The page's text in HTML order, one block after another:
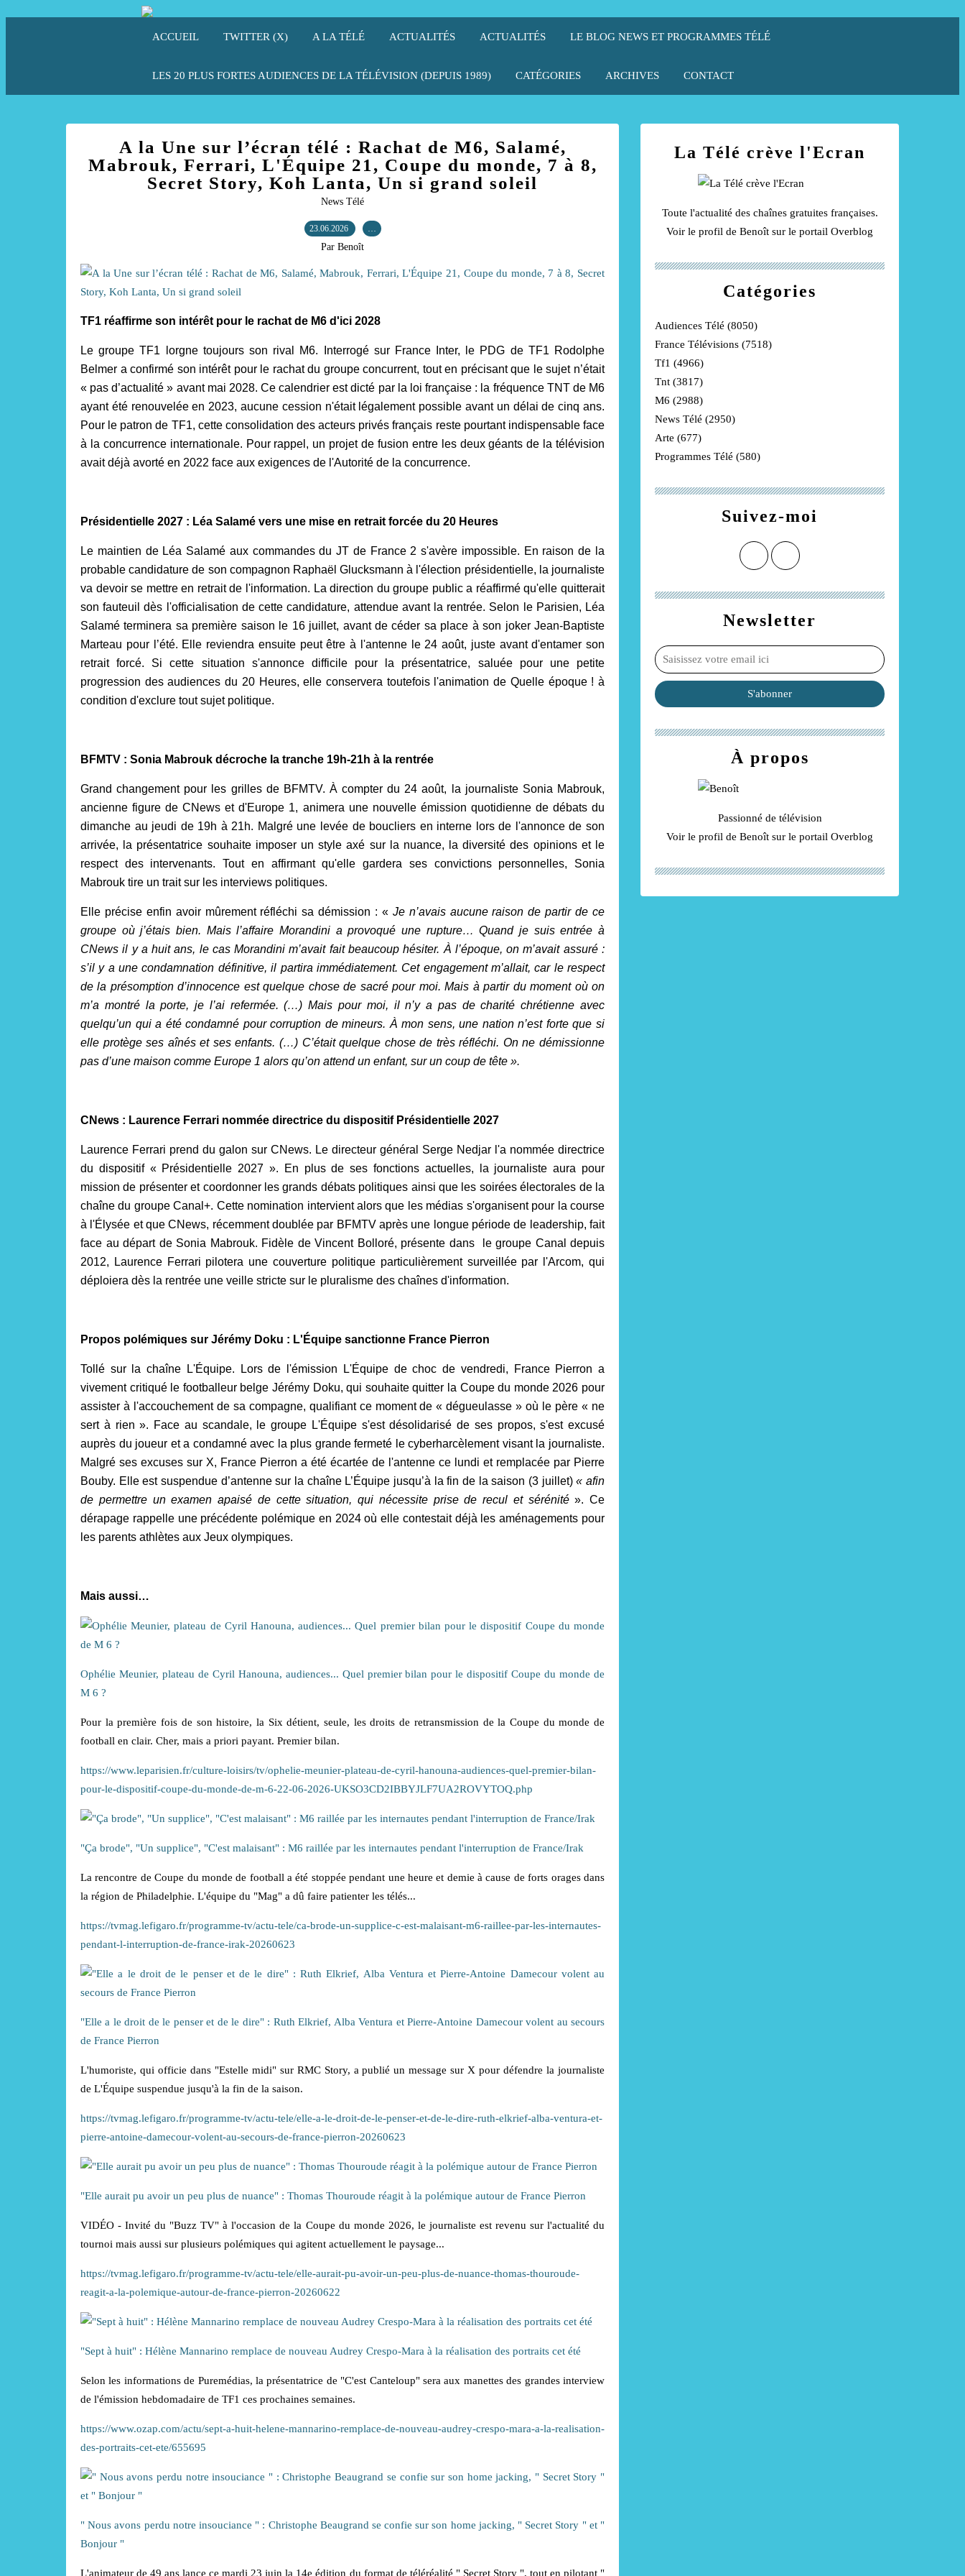
ACCUEIL TWITTER (X) A LA TÉLÉ ACTUALITÉS ACTUALITÉS LE BLOG NEWS ET PROGRAMMES TÉLÉ
LES 20 PLUS FORTES AUDIENCES DE LA TÉLÉVISION (DEPUIS 1989) CATÉGORIES ARCHIVES CONTACT
A la Une sur l’écran télé : Rachat de M6, Salamé,
Mabrouk, Ferrari, L'Équipe 21, Coupe du monde, 7 à 8,
Secret Story, Koh Lanta, Un si grand soleil
News Télé
23.06.2026 …
Par Benoît
TF1 réaffirme son intérêt pour le rachat de M6 d'ici 2028
Le groupe TF1 lorgne toujours son rival M6. Interrogé sur France Inter, le PDG de TF1 Rodolphe
Belmer a confirmé son intérêt pour le rachat du groupe concurrent, tout en précisant que le sujet n’était
« pas d’actualité » avant mai 2028. Ce calendrier est dicté par la loi française : la fréquence TNT de M6
ayant été renouvelée en 2023, aucune cession n'était légalement possible avant un délai de cinq ans.
Pour le patron de TF1, cette consolidation des acteurs privés français reste pourtant indispensable face
à la concurrence internationale. Pour rappel, un projet de fusion entre les deux géants de la télévision
avait déjà avorté en 2022 face aux exigences de l'Autorité de la concurrence.
Présidentielle 2027 : Léa Salamé vers une mise en retrait forcée du 20 Heures
Le maintien de Léa Salamé aux commandes du JT de France 2 s'avère impossible. En raison de la
probable candidature de son compagnon Raphaël Glucksmann à l'élection présidentielle, la journaliste
va devoir se mettre en retrait de l'information. La direction du groupe public a réaffirmé qu'elle quitterait
son fauteuil dès l'officialisation de cette candidature, attendue avant la rentrée. Selon le Parisien, Léa
Salamé terminera sa première saison le 16 juillet, avant de céder sa place à son joker Jean-Baptiste
Marteau pour l’été. Elle reviendra ensuite peut être à l'antenne le 24 août, juste avant d'entamer son
retrait forcé. Si cette situation s'annonce difficile pour la présentatrice, saluée pour une petite
progression des audiences du 20 Heures, elle conservera toutefois l'animation de Quelle époque ! à
condition d'exclure tout sujet politique.
BFMTV : Sonia Mabrouk décroche la tranche 19h-21h à la rentrée
Grand changement pour les grilles de BFMTV. À compter du 24 août, la journaliste Sonia Mabrouk,
ancienne figure de CNews et d'Europe 1, animera une nouvelle émission quotidienne de débats du
dimanche au jeudi de 19h à 21h. Malgré une levée de boucliers en interne lors de l'annonce de son
arrivée, la présentatrice souhaite imposer un style axé sur la nuance, la diversité des opinions et le
respect des intervenants. Tout en affirmant qu'elle gardera ses convictions personnelles, Sonia
Mabrouk tire un trait sur les interviews politiques.
Elle précise enfin avoir mûrement réfléchi sa démission : « Je n’avais aucune raison de partir de ce
groupe où j’étais bien. Mais l’affaire Morandini a provoqué une rupture… Quand je suis entrée à
CNews il y a huit ans, le cas Morandini m’avait fait beaucoup hésiter. À l’époque, on m’avait assuré :
s’il y a une condamnation définitive, il partira immédiatement. Cet engagement m’allait, car le respect
de la présomption d’innocence est quelque chose de sacré pour moi. Mais à partir du moment où on
m’a montré la porte, je l’ai refermée. (…) Mais pour moi, il n’y a pas de charité chrétienne avec
quelqu’un qui a été condamné pour corruption de mineurs. À mon sens, une nation n’est forte que si
elle protège ses aînés et ses enfants. (…) C’était quelque chose de très réfléchi. On ne démissionne
pas d’une maison comme Europe 1 alors qu’on attend un enfant, sur un coup de tête ».
CNews : Laurence Ferrari nommée directrice du dispositif Présidentielle 2027
Laurence Ferrari prend du galon sur CNews. Le directeur général Serge Nedjar l'a nommée directrice
du dispositif « Présidentielle 2027 ». En plus de ses fonctions actuelles, la journaliste aura pour
mission de présenter et coordonner les grands débats politiques ainsi que les soirées électorales de la
chaîne du groupe Canal+. Cette nomination intervient alors que les médias s'organisent pour la course
à l'Élysée et que CNews, récemment doublée par BFMTV après une longue période de leadership, fait
face au départ de Sonia Mabrouk. Fidèle de Vincent Bolloré, présente dans le groupe Canal depuis
2012, Laurence Ferrari pilotera une couverture politique particulièrement surveillée par l'Arcom, qui
déploiera dès la rentrée une veille stricte sur le pluralisme des chaînes d'information.
Propos polémiques sur Jérémy Doku : L'Équipe sanctionne France Pierron
Tollé sur la chaîne L'Équipe. Lors de l'émission L'Équipe de choc de vendredi, France Pierron a
vivement critiqué le footballeur belge Jérémy Doku, qui souhaite quitter la Coupe du monde 2026 pour
assister à l'accouchement de sa compagne, qualifiant ce moment de « dégueulasse » où le père « ne
sert à rien ». Face au scandale, le groupe L'Équipe s'est désolidarisé de ses propos, s'est excusé
auprès du joueur et a condamné avec la plus grande fermeté le cyberharcèlement visant la journaliste.
Malgré ses excuses sur X, France Pierron a été écartée de l'antenne ce lundi et remplacée par Pierre
Bouby. Elle est suspendue d’antenne sur la chaîne L’Équipe jusqu’à la fin de la saison (3 juillet)« afin
de permettre un examen apaisé de cette situation, qui nécessite prise de recul et sérénité». Ce
dérapage rappelle une précédente polémique en 2024 où elle contestait déjà les aménagements pour
les parents athlètes aux Jeux olympiques.
Mais aussi…
Ophélie Meunier, plateau de Cyril Hanouna, audiences... Quel premier bilan pour le dispositif Coupe du monde de
M 6 ?
Pour la première fois de son histoire, la Six détient, seule, les droits de retransmission de la Coupe du monde de
football en clair. Cher, mais a priori payant. Premier bilan.
https://www.leparisien.fr/culture-loisirs/tv/ophelie-meunier-plateau-de-cyril-hanouna-audiences-quel-premier-bilan-
pour-le-dispositif-coupe-du-monde-de-m-6-22-06-2026-UKSO3CD2IBBYJLF7UA2ROVYTOQ.php
"Ça brode", "Un supplice", "C'est malaisant" : M6 raillée par les internautes pendant l'interruption de France/Irak
La rencontre de Coupe du monde de football a été stoppée pendant une heure et demie à cause de forts orages dans
la région de Philadelphie. L'équipe du "Mag" a dû faire patienter les télés...
https://tvmag.lefigaro.fr/programme-tv/actu-tele/ca-brode-un-supplice-c-est-malaisant-m6-raillee-par-les-internautes-
pendant-l-interruption-de-france-irak-20260623
"Elle a le droit de le penser et de le dire" : Ruth Elkrief, Alba Ventura et Pierre-Antoine Damecour volent au secours
de France Pierron
L'humoriste, qui officie dans "Estelle midi" sur RMC Story, a publié un message sur X pour défendre la journaliste
de L'Équipe suspendue jusqu'à la fin de la saison.
https://tvmag.lefigaro.fr/programme-tv/actu-tele/elle-a-le-droit-de-le-penser-et-de-le-dire-ruth-elkrief-alba-ventura-et-
pierre-antoine-damecour-volent-au-secours-de-france-pierron-20260623
"Elle aurait pu avoir un peu plus de nuance" : Thomas Thouroude réagit à la polémique autour de France Pierron
VIDÉO - Invité du "Buzz TV" à l'occasion de la Coupe du monde 2026, le journaliste est revenu sur l'actualité du
tournoi mais aussi sur plusieurs polémiques qui agitent actuellement le paysage...
https://tvmag.lefigaro.fr/programme-tv/actu-tele/elle-aurait-pu-avoir-un-peu-plus-de-nuance-thomas-thouroude-
reagit-a-la-polemique-autour-de-france-pierron-20260622
"Sept à huit" : Hélène Mannarino remplace de nouveau Audrey Crespo-Mara à la réalisation des portraits cet été
Selon les informations de Puremédias, la présentatrice de "C'est Canteloup" sera aux manettes des grandes interview
de l'émission hebdomadaire de TF1 ces prochaines semaines.
https://www.ozap.com/actu/sept-a-huit-helene-mannarino-remplace-de-nouveau-audrey-crespo-mara-a-la-realisation-
des-portraits-cet-ete/655695
" Nous avons perdu notre insouciance " : Christophe Beaugrand se confie sur son home jacking, " Secret Story " et "
Bonjour "
L'animateur de 49 ans lance ce mardi 23 juin la 14e édition du format de téléréalité " Secret Story ", tout en pilotant "
Newsletter
Catégories
Audiences Télé (8050)
France Télévisions (7518)
Tf1 (4966)
Tnt (3817)
M6 (2988)
News Télé (2950)
Arte (677)
Programmes Télé (580)
La Télé crève l'Ecran
Toute l'actualité des chaînes gratuites françaises.
Voir le profil de Benoît sur le portail Overblog
Suivez-moi
À propos
Passionné de télévision
Voir le profil de Benoît sur le portail Overblog